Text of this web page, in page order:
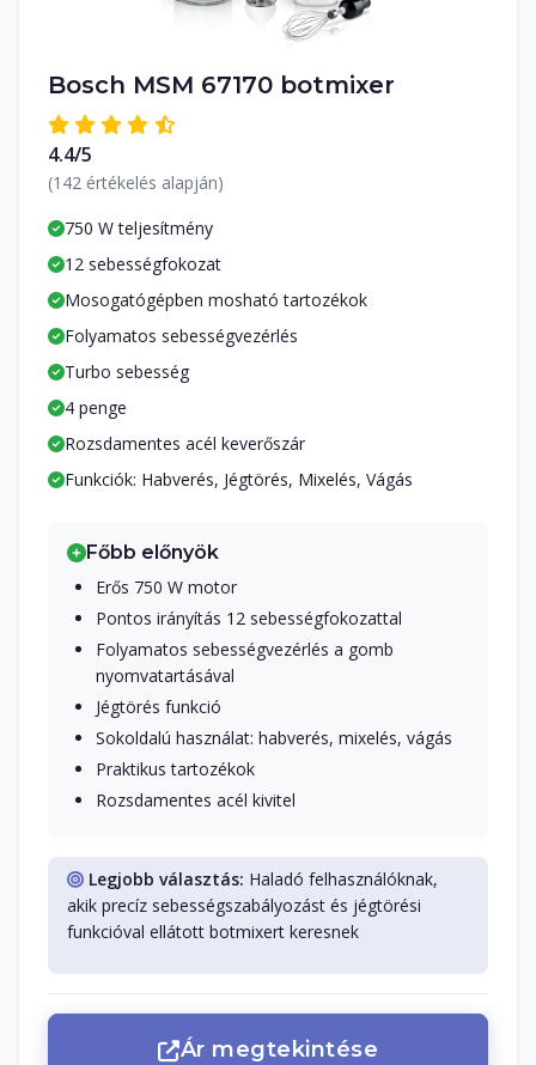
Bosch MSM 67170 botmixer
4.4/5
(142 értékelés alapján)
750 W teljesítmény
12 sebességfokozat
Mosogatógépben mosható tartozékok
Folyamatos sebességvezérlés
Turbo sebesség
4 penge
Rozsdamentes acél keverőszár
Funkciók: Habverés, Jégtörés, Mixelés, Vágás
Főbb előnyök
Erős 750 W motor
Pontos irányítás 12 sebességfokozattal
Folyamatos sebességvezérlés a gomb
nyomvatartásával
Jégtörés funkció
Sokoldalú használat: habverés, mixelés, vágás
Praktikus tartozékok
Rozsdamentes acél kivitel
Legjobb választás: Haladó felhasználóknak,
akik precíz sebességszabályozást és jégtörési
funkcióval ellátott botmixert keresnek
Ár megtekintése